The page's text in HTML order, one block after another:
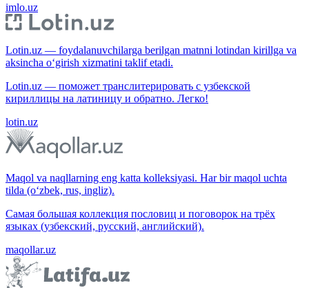
imlo.uz
Lotin.uz — foydalanuvchilarga berilgan matnni lotindan kirillga va
aksincha o‘girish xizmatini taklif etadi.
Lotin.uz — поможет транслитерировать с узбекской
кириллицы на латиницу и обратно. Легко!
lotin.uz
Maqol va naqllarning eng katta kolleksiyasi. Har bir maqol uchta
tilda (o‘zbek, rus, ingliz).
Самая большая коллекция пословиц и поговорок на трёх
языках (узбекский, русский, английский).
maqollar.uz